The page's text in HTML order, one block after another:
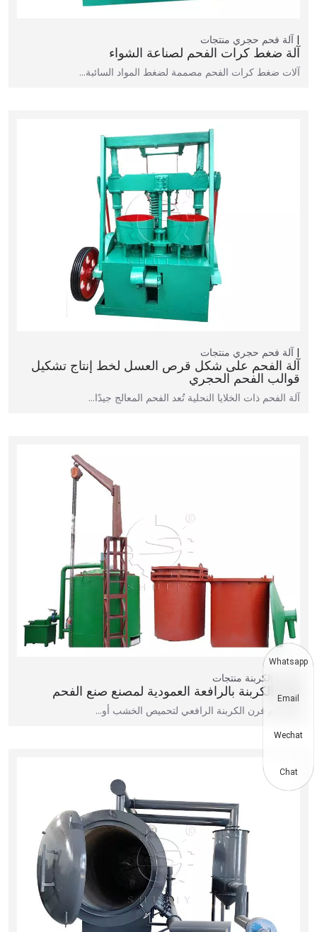
آلة فحم حجري منتجات
آلة ضغط كرات الفحم لصناعة الشواء
آلات ضغط كرات الفحم مصممة لضغط المواد السائبة…
آلة فحم حجري منتجات
آلة الفحم على شكل قرص العسل لخط إنتاج تشكيل
قوالب الفحم الحجري
آلة الفحم ذات الخلايا النحلية تُعد الفحم المعالج جيدًا…
فرن الكربنة منتجات
فرن الكربنة بالرافعة العمودية لمصنع صنع الفحم
يُستخدم فرن الكربنة الرافعي لتحميص الخشب أو…
Whatsapp
Email
Wechat
Chat